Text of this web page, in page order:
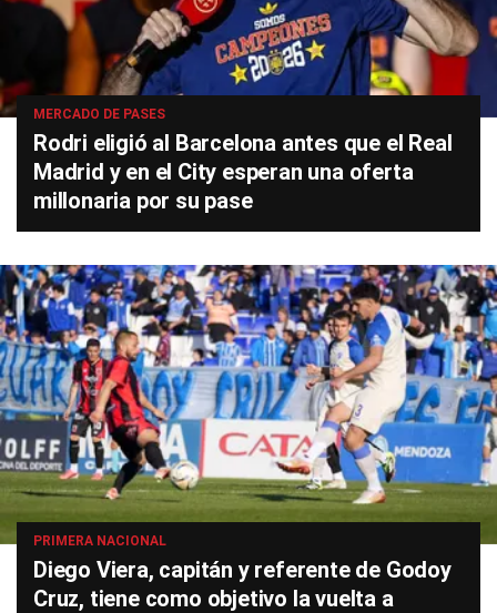
MERCADO DE PASES
Rodri eligió al Barcelona antes que el Real
Madrid y en el City esperan una oferta
millonaria por su pase
PRIMERA NACIONAL
Diego Viera, capitán y referente de Godoy
Cruz, tiene como objetivo la vuelta a